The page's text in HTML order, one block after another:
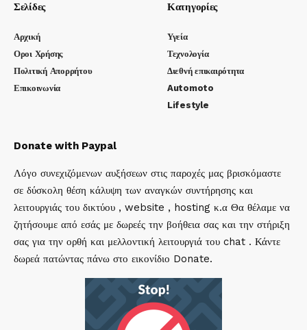
Σελίδες
Αρχική
Οροι Χρήσης
Πολιτική Απορρήτου
Επικοινωνία
Κατηγορίες
Υγεία
Τεχνολογία
Διεθνή επικαιρότητα
Automoto
Lifestyle
Donate with Paypal
Λόγο συνεχιζόμενων αυξήσεων στις παροχές μας βρισκόμαστε
σε δύσκολη θέση κάλυψη των αναγκών συντήρησης και
λειτουργιάς του δικτύου , website , hosting κ.α Θα θέλαμε να
ζητήσουμε από εσάς με δωρεές την βοήθεια σας και την στήριξη
σας για την ορθή και μελλοντική λειτουργιά του chat . Κάντε
δωρεά πατώντας πάνω στο εικονίδιο Donate.